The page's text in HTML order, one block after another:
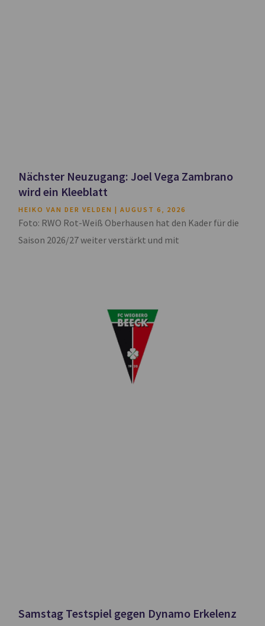
Nächster Neuzugang: Joel Vega Zambrano
wird ein Kleeblatt
HEIKO VAN DER VELDEN AUGUST 6, 2026
Foto: RWO Rot-Weiß Oberhausen hat den Kader für die
Saison 2026/27 weiter verstärkt und mit
Samstag Testspiel gegen Dynamo Erkelenz